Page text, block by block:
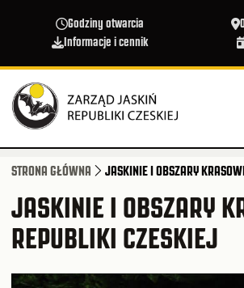
Godziny otwarcia
Informacje i cennik
STRONA GŁÓWNA JASKINIE I OBSZARY
JASKINIE I OBSZARY
REPUBLIKI CZESKIEJ